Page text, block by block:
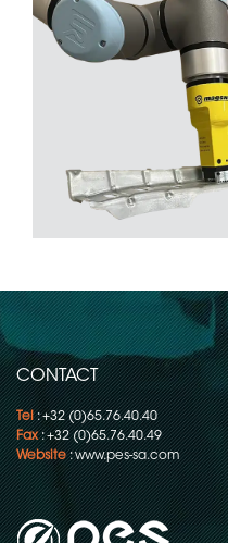
CONTACT
Tel: +32 (0)65.76.40.40
Fax: +32 (0)65.76.40.49
Website:www.pes-sa.com